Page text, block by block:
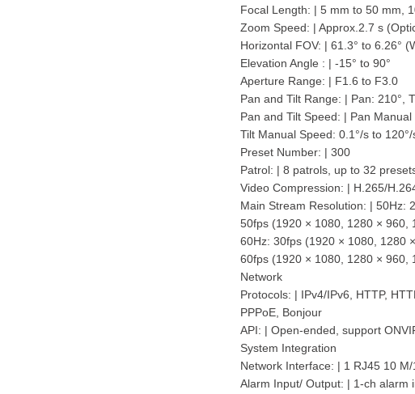
Focal Length: | 5 mm to 50 mm,
Zoom Speed: | Approx.2.7 s
Horizontal FOV: | 61.3° to 6.26°
Elevation Angle : | -15° to 90°
Aperture Range: | F1.6 to F3.0
Pan and Tilt Range: | Pan: 210°,
Pan and Tilt Speed: | Pan
Tilt Manual Speed: 0.1°/s to
Preset Number: | 300
Patrol: | 8 patrols, up to 32
Video Compression: | H.265/
Main Stream Resolution: | 50Hz:
50fps (1920 × 1080, 1280 × 960,
60Hz: 30fps (1920 × 1080, 1280
60fps (1920 × 1080, 1280 × 960,
Network
Protocols: | IPv4/IPv6, HTTP,
PPPoE, Bonjour
API: | Open-ended, support
System Integration
Network Interface: | 1 RJ45 10
Alarm Input/ Output: | 1-ch alarm